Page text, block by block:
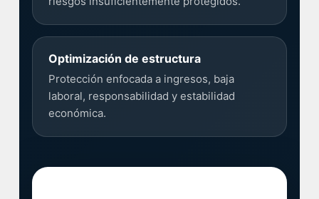
Optimización de estructura
Protección enfocada a ingresos, baja
laboral, responsabilidad y estabilidad
económica.